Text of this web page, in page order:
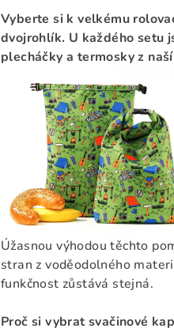
Vyberte si k velkému
dvojrohlík. U každého setu
plecháčky a termosky z
Úžasnou výhodou těchto
stran z voděodolného
funkčnost zůstává stejná.
Proč si vybrat svačinové